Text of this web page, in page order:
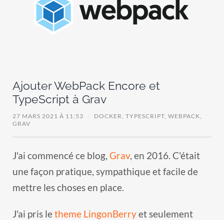
Ajouter WebPack Encore et
TypeScript à Grav
27 MARS 2021 À 11:53 DOCKER, TYPESCRIPT, WEBPACK,
GRAV
J'ai commencé ce blog, Grav, en 2016. C'était
une façon pratique, sympathique et facile de
mettre les choses en place.
J'ai pris letheme LingonBerryet seulement